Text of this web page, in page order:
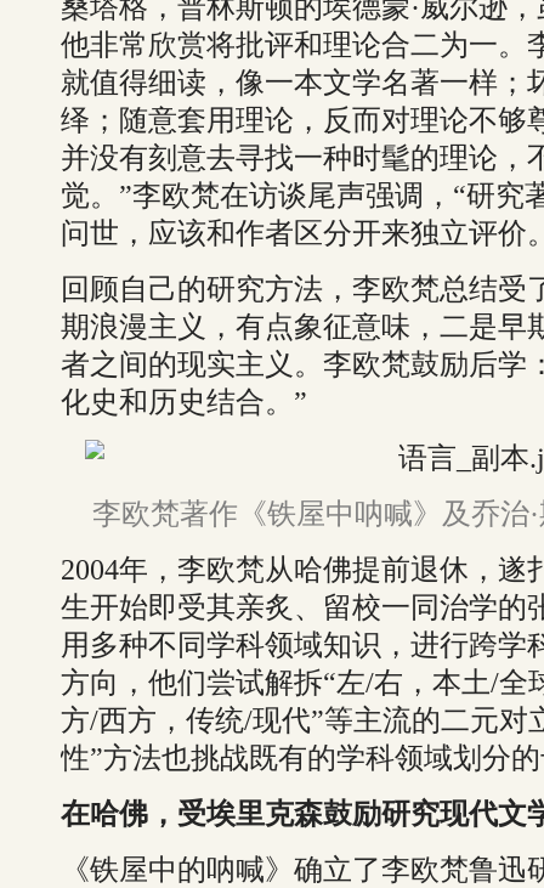
桑塔格，普林斯顿的埃德蒙·威尔逊
他非常欣赏将批评和理论合二为一。
就值得细读，像一本文学名著一样；
绎；随意套用理论，反而对理论不够
并没有刻意去寻找一种时髦的理论，
觉。”李欧梵在访谈尾声强调，“研究
问世，应该和作者区分开来独立评价
回顾自己的研究方法，李欧梵总结受
期浪漫主义，有点象征意味，二是早
者之间的现实主义。李欧梵鼓励后学
化史和历史结合。”
李欧梵著作《铁屋中呐喊》及乔治
2004年，李欧梵从哈佛提前退休，
生开始即受其亲炙、留校一同治学的
用多种不同学科领域知识，进行跨学
方向，他们尝试解拆“左/右，本土/全
方/西方，传统/现代”等主流的二元对
性”方法也挑战既有的学科领域划分
在哈佛，受埃里克森鼓励研究现代文
《铁屋中的呐喊》确立了李欧梵鲁